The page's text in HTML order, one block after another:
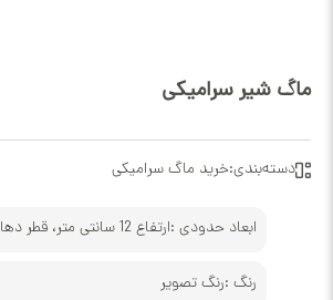
سرامیکی
خرید ماگ سرامیکی
ارتفاع 12 سانتی متر، قطر دهانه 6 سانتی متر
رنگ تصویر